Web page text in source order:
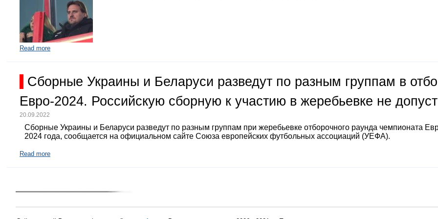
Read more
Сборные Украины и Беларуси разведут по разным группам в
Евро-2024. Российскую сборную к участию в жеребьевке не
20.09.2022
Сборные Украины и Беларуси разведут по разным группам при жеребьевке отборочного раунда чемпионата
2024 года, сообщается на официальном сайте Союза европейских футбольных ассоциаций (УЕФА).
Read more